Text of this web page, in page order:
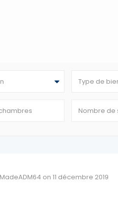
Type de
on 11 décembre 2019